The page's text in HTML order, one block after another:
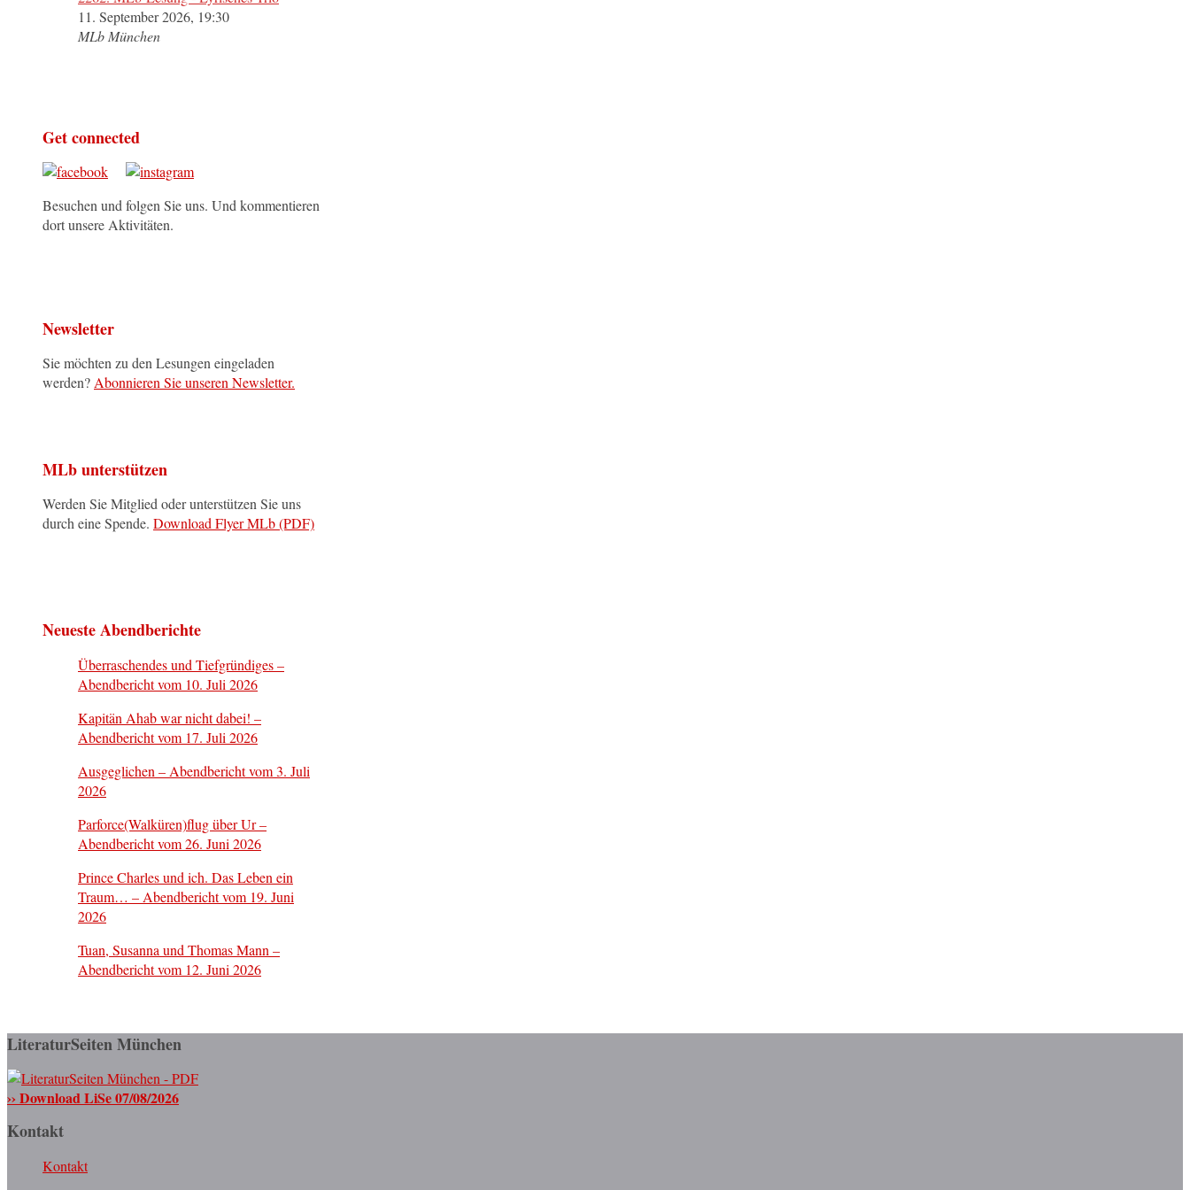
11. September 2026, 19:30
MLb München
Get connected
Besuchen und folgen Sie uns. Und kommentieren
dort unsere Aktivitäten.
Newsletter
Sie möchten zu den Lesungen eingeladen
werden? Abonnieren Sie unseren Newsletter.
MLb unterstützen
Werden Sie Mitglied oder unterstützen Sie uns
durch eine Spende. Download Flyer MLb (PDF)
Neueste Abendberichte
Überraschendes und Tiefgründiges –
Abendbericht vom 10. Juli 2026
Kapitän Ahab war nicht dabei! –
Abendbericht vom 17. Juli 2026
Ausgeglichen – Abendbericht vom 3. Juli
2026
Parforce(Walküren)flug über Ur –
Abendbericht vom 26. Juni 2026
Prince Charles und ich. Das Leben ein
Traum… – Abendbericht vom 19. Juni
2026
Tuan, Susanna und Thomas Mann –
Abendbericht vom 12. Juni 2026
LiteraturSeiten München
›› Download LiSe 07/08/2026
Kontakt
Kontakt